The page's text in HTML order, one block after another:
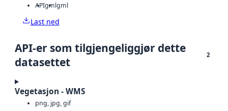
APIgmlgml
Last ned
API-er som tilgjengeliggjør dette
datasettet
2
Vegetasjon - WMS
png, jpg, gif